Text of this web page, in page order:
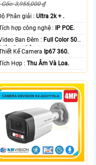
Gốc: 3,955,000 ₫
Độ Phân giải :Ultra 2k + .
👍 Tích hợp công nghệ :
IP POE.
🔅 Video Ban Đêm : Full Color 50m
Ban Ðêm.
Thiết Kế Camera Ip67 360.
️💠 Tích Hợp :Thu Âm Và Loa.